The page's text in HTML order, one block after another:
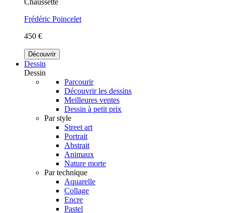
Frédéric Poincelet
450 €
Découvrir
Dessin
Dessin
Parcourir
Découvrir les dessins
Meilleures ventes
Dessin à petit prix
Par style
Street art
Portrait
Abstrait
Animaux
Nature morte
Par technique
Aquarelle
Collage
Encre
Pastel